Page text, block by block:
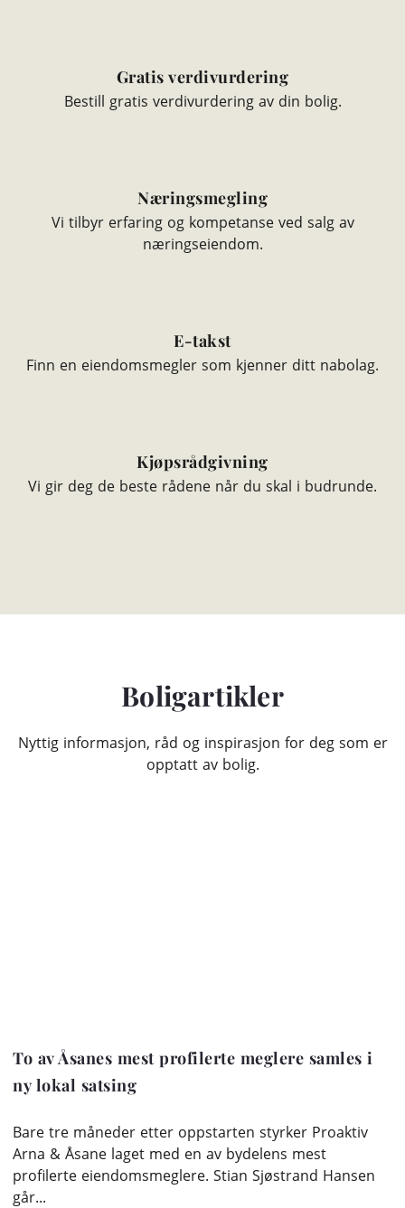
Gratis verdivurdering
Bestill gratis verdivurdering av din bolig.
Næringsmegling
Vi tilbyr erfaring og kompetanse ved salg av
næringseiendom.
E-takst
Finn en eiendomsmegler som kjenner ditt nabolag.
Kjøpsrådgivning
Vi gir deg de beste rådene når du skal i budrunde.
Boligartikler
Nyttig informasjon, råd og inspirasjon for deg som er
opptatt av bolig.
To av Åsanes mest profilerte meglere samles i
ny lokal satsing
Bare tre måneder etter oppstarten styrker Proaktiv
Arna & Åsane laget med en av bydelens mest
profilerte eiendomsmeglere. Stian Sjøstrand Hansen
går...